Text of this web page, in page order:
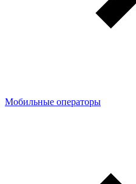
Мобильные операторы